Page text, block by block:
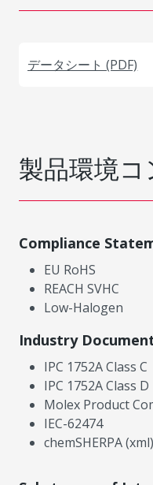
データシート (PDF)
製品環境
Compliance
EU RoHS
REACH SVHC
Low-Halogen
Industry
IPC 1752A Class C
IPC 1752A Class D
Molex Product
IEC-62474
chemSHERPA (xml)